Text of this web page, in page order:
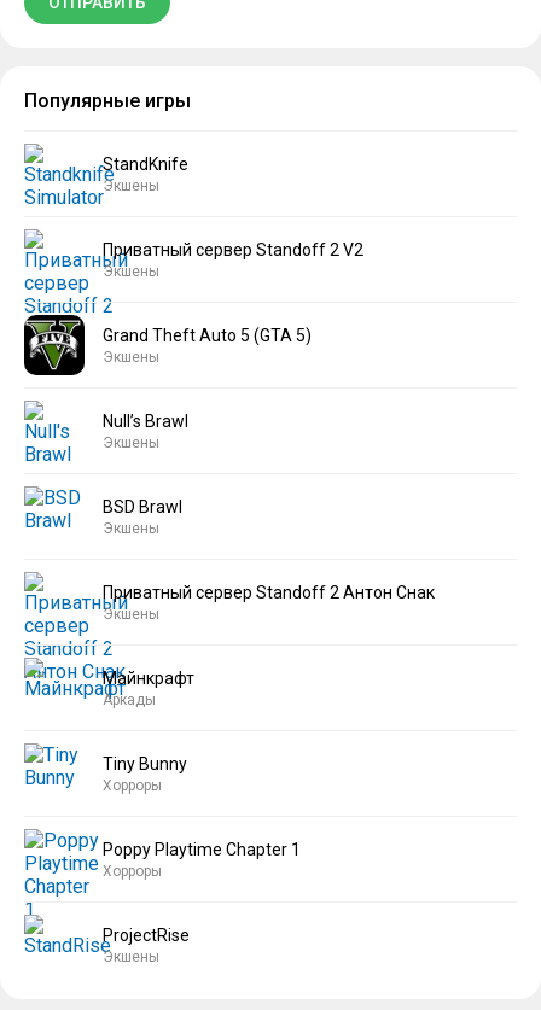
Популярные игры
StandKnife
Экшены
Приватный сервер Standoff 2 V2
Экшены
Grand Theft Auto 5 (GTA 5)
Экшены
Null’s Brawl
Экшены
BSD Brawl
Экшены
Приватный сервер Standoff 2 Антон Снак
Экшены
Майнкрафт
Аркады
Tiny Bunny
Хорроры
Poppy Playtime Chapter 1
Хорроры
ProjectRise
Экшены